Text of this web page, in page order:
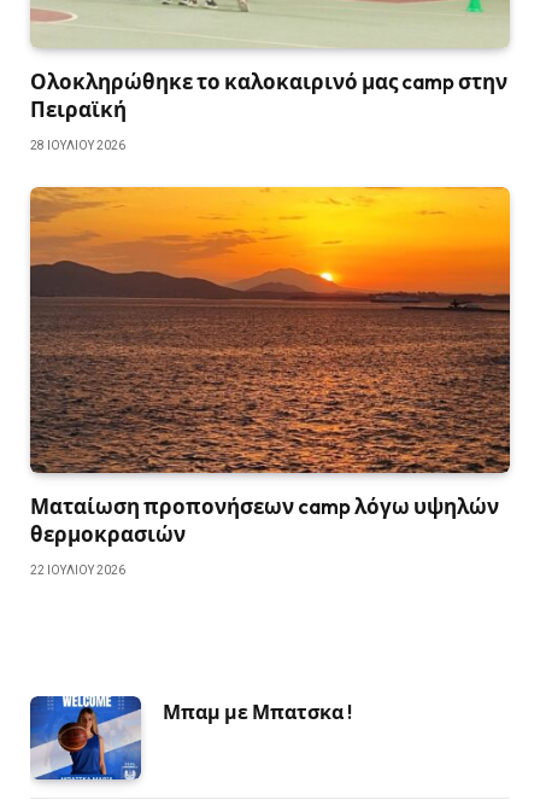
Ολοκληρώθηκε το καλοκαιρινό μας camp στην
Πειραϊκή
28 ΙΟΥΛΊΟΥ 2026
Ματαίωση προπονήσεων camp λόγω υψηλών
θερμοκρασιών
22 ΙΟΥΛΊΟΥ 2026
Μπαμ με Μπατσκα !